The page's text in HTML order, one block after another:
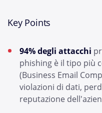
Key Points
94% degli attacchi
phishing è il tipo più
(Business Email
violazioni di dati,
reputazione